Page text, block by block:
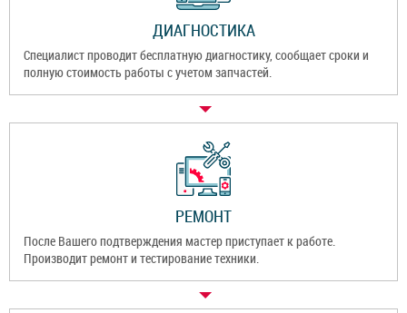
ДИАГНОСТИКА
Специалист проводит бесплатную диагностику, сообщает сроки и
полную стоимость работы с учетом запчастей.
РЕМОНТ
После Вашего подтверждения мастер приступает к работе.
Производит ремонт и тестирование техники.